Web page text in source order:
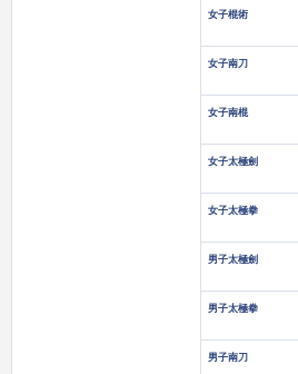
女子棍術
女子南刀
女子南棍
女子太極劍
女子太極拳
男子太極劍
男子太極拳
男子南刀